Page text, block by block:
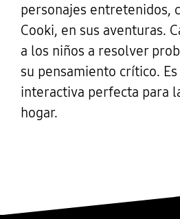
personajes entretenidos,
Cooki, en sus aventuras.
a los niños a resolver
su pensamiento crítico.
interactiva perfecta para
hogar.